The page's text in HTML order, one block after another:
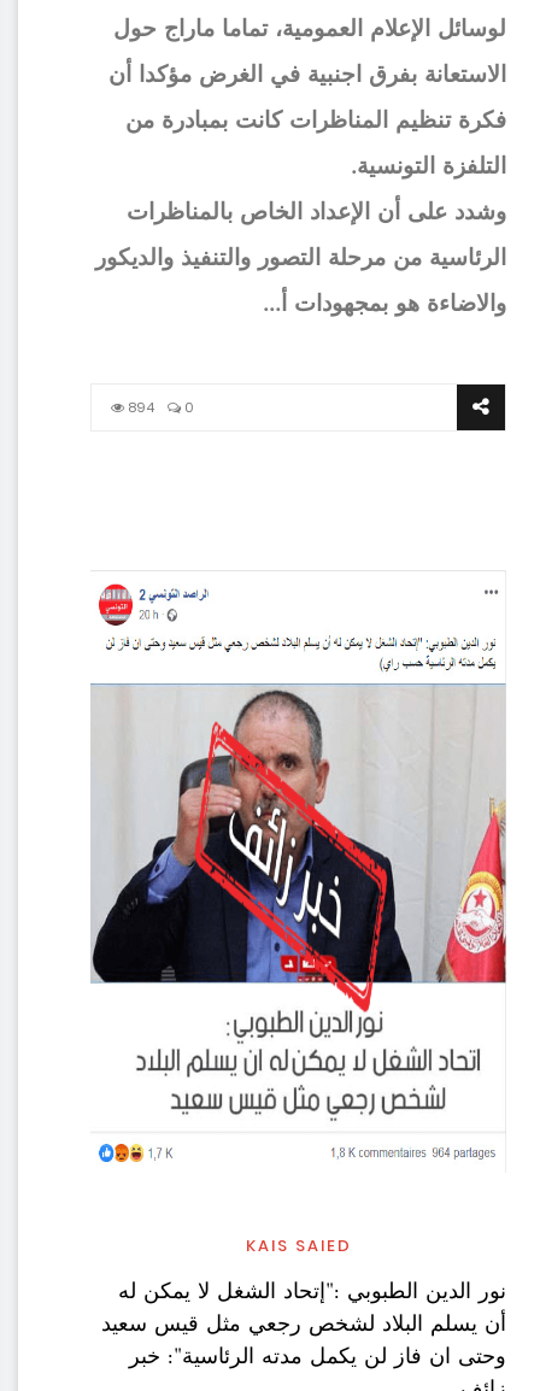
لوسائل الإعلام العمومية، تماما ماراج حول
الاستعانة بفرق اجنبية في الغرض مؤكدا أن
فكرة تنظيم المناظرات كانت بمبادرة من
التلفزة التونسية.
وشدد على أن الإعداد الخاص بالمناظرات
الرئاسية من مرحلة التصور والتنفيذ والديكور
والاضاءة هو بمجهودات أ...
894 0
KAIS SAIED
نور الدين الطبوبي :"إتحاد الشغل لا يمكن له
أن يسلم البلاد لشخص رجعي مثل قيس سعيد
وحتى ان فاز لن يكمل مدته الرئاسية": خبر